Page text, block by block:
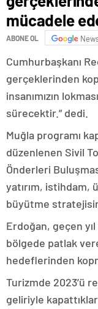
mücadele
ABONE OL
Cumhurbaşkanı
gerçeklerinden
insanımızın
sürecektir.” dedi.
Muğla programı
düzenlenen Sivil
Önderleri
yatırım, istihdam,
büyütme stratejisini
Erdoğan, geçen
bölgede patlak
hedeflerinden
Turizmde 2023’ü
geliriyle